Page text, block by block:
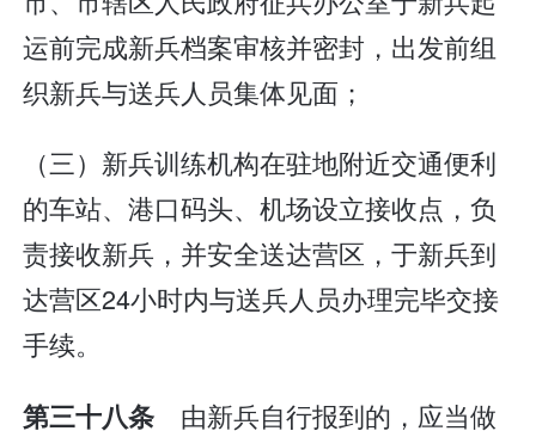
运前完成新兵档案审核并密封，出发前组
织新兵与送兵人员集体见面；
（三）新兵训练机构在驻地附近交通便利
的车站、港口码头、机场设立接收点，负
责接收新兵，并安全送达营区，于新兵到
达营区24小时内与送兵人员办理完毕交接
手续。
第三十八条 由新兵自行报到的，应当做